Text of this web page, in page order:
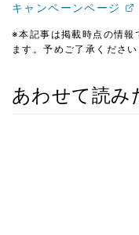
キャンペーンページ
※本記事は掲載時点の情報
ます。予めご了承ください
あわせて読み